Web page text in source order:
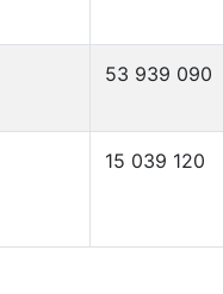
53 939 090
15 039 120